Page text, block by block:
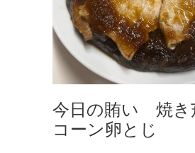
今日の賄い 焼き
コーン卵とじ